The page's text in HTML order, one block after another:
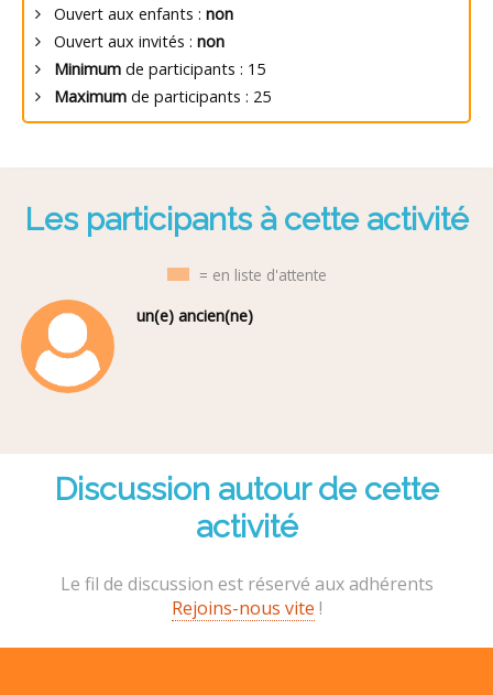
Ouvert aux enfants : non
Ouvert aux invités : non
Minimum de participants : 15
Maximum de participants : 25
Les participants à cette activité
= en liste d'attente
un(e) ancien(ne)
Discussion autour de cette
activité
Le fil de discussion est réservé aux adhérents
Rejoins-nous vite !